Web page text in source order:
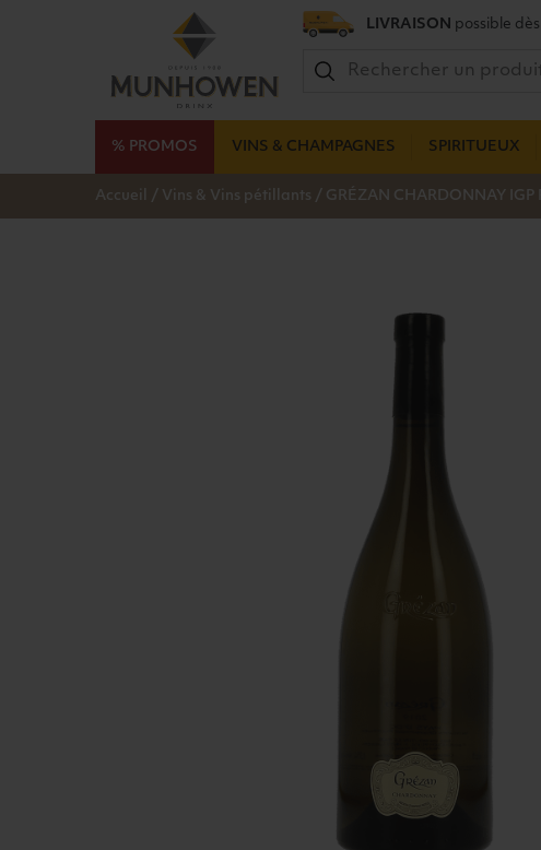
LIVRAISON possible dès
% PROMOS VINS & CHAMPAGNES SPIRITUEUX
Accueil / Vins & Vins pétillants / GRÉZAN CHARDONNAY IGP